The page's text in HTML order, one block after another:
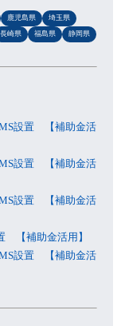
鹿児島県
埼玉県
長崎県 福島県 静岡県
設置 【補助金活
設置 【補助金活
設置 【補助金活
【補助金活用】
設置 【補助金活